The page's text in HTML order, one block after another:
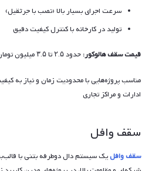
سرعت اجرای بسیار بالا (نصب با جرثقیل)
تولید در کارخانه با کنترل کیفیت دقیق
قیمت سقف هالوکور: حدود ۲.۵ تا ۳.۵ میلیون تومان به ازای هر مترمربع (با نصب)
مناسب پروژه‌هایی با محدودیت زمان و نیاز به
ادارات و مراکز تجاری
سقف وافل
سقف وافلیک سیستم دال دوطرفه بتنی با